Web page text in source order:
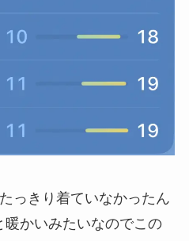
っきり着ていなかったん
かいみたいなのでこの